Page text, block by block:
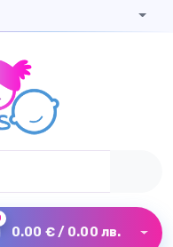
0.00 € / 0.00 лв.